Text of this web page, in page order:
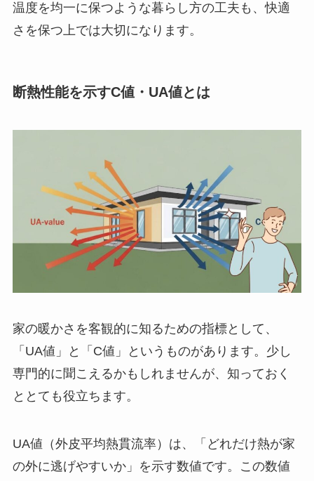
温度を均一に保つような暮らし方の工夫も、快適
さを保つ上では大切になります。
断熱性能を示すC値・UA値とは
家の暖かさを客観的に知るための指標として、
「UA値」と「C値」というものがあります。少し
専門的に聞こえるかもしれませんが、知っておく
ととても役立ちます。
UA値（外皮平均熱貫流率）は、「どれだけ熱が家
の外に逃げやすいか」を示す数値です。この数値